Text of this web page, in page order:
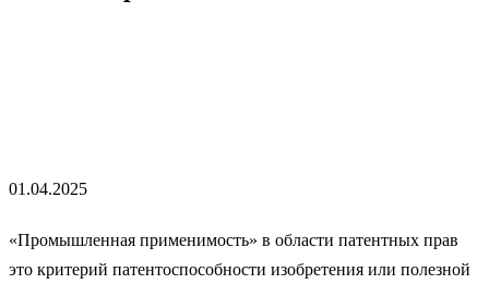
01.04.2025
«Промышленная применимость» в области патентных прав
это критерий патентоспособности изобретения или полезной